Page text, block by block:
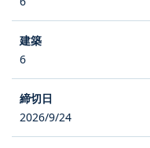
6
2026/9/24